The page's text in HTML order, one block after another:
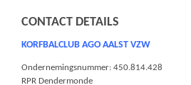
CONTACT DETAILS
KORFBALCLUB AGO AALST VZW
Ondernemingsnummer: 450.814.428
RPR Dendermonde